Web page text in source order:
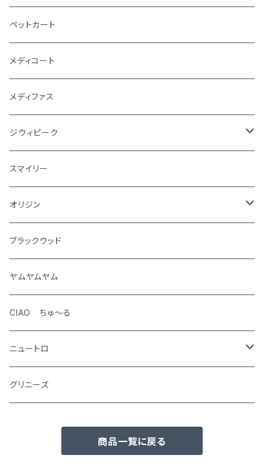
ペットカート
メディコート
メディファス
ジウィピーク
犬
猫
スマイリー
オリジン
犬
猫
ブラックウッド
ヤムヤムヤム
CIAO ちゅ～る
ニュートロ
シュプレモ
ワイルドレシピ
グリニーズ
商品一覧に戻る